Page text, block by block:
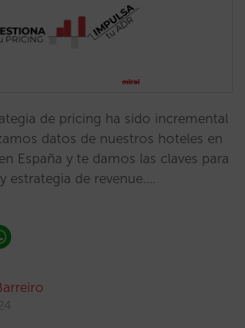
de pricing ha sido incremental
datos de nuestros hoteles en
España y te damos las claves para
estrategia de revenue.…